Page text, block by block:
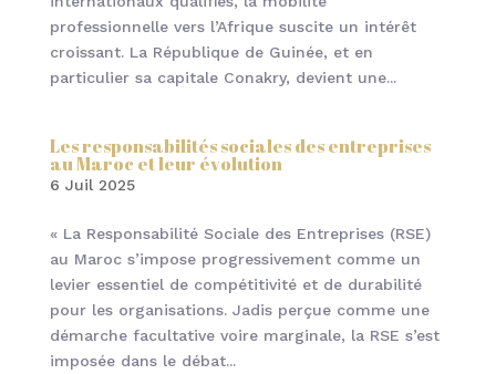
professionnelle vers l’Afrique suscite un intérêt
croissant. La République de Guinée, et en
particulier sa capitale Conakry, devient une...
Les responsabilités sociales des entreprises
au Maroc et leur évolution
6 Juil 2025
« La Responsabilité Sociale des Entreprises (RSE)
au Maroc s’impose progressivement comme un
levier essentiel de compétitivité et de durabilité
pour les organisations. Jadis perçue comme une
démarche facultative voire marginale, la RSE s’est
imposée dans le débat...